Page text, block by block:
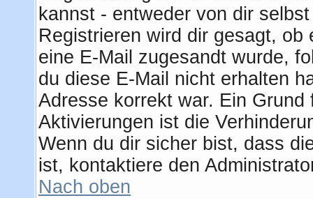
kannst - entweder von dir
Registrieren wird dir gesagt,
eine E-Mail zugesandt wurde,
du diese E-Mail nicht erhalten
Adresse korrekt war. Ein
Aktivierungen ist die
Wenn du dir sicher bist, dass
ist, kontaktiere den
Nach oben